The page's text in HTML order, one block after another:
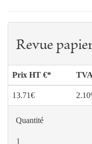
Revue
Prix HT €*
13.71€
Quantité